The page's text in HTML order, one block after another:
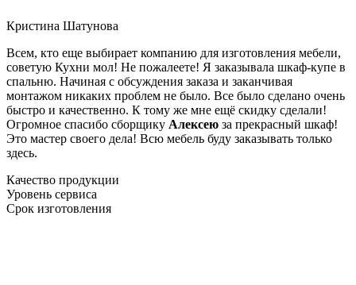
Кристина Шатунова
Всем, кто еще выбирает компанию для изготовления мебели,
советую Кухни мол! Не пожалеете! Я заказывала шкаф-купе в
спальню. Начиная с обсуждения заказа и заканчивая
монтажом никаких проблем не было. Все было сделано очень
быстро и качественно. К тому же мне ещё скидку сделали!
Огромное спасибо сборщику Алексею за прекрасный шкаф!
Это мастер своего дела! Всю мебель буду заказывать только
здесь.
Качество продукции
Уровень сервиса
Срок изготовления